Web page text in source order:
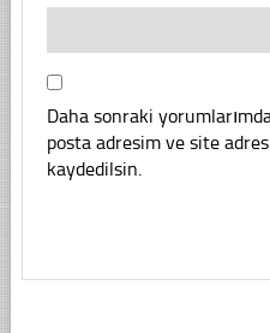
Daha sonraki
posta adresim ve site
kaydedilsin.